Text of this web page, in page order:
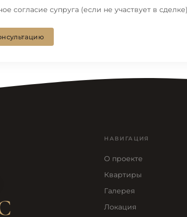
согласие супруга (если не участвует в сделке)
НАВИГАЦИЯ
О проекте
Квартиры
Галерея
Локация